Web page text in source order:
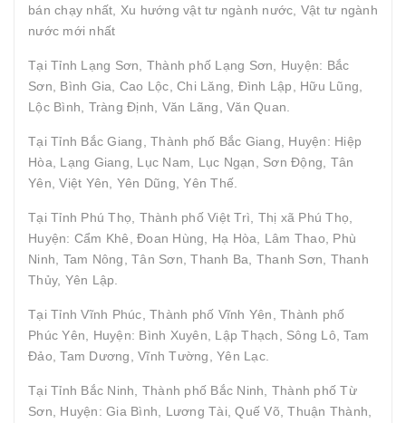
bán chạy nhất, Xu hướng vật tư ngành nước, Vật tư ngành
nước mới nhất
Tại Tỉnh Lạng Sơn, Thành phố Lạng Sơn, Huyện: Bắc
Sơn, Bình Gia, Cao Lộc, Chi Lăng, Đình Lập, Hữu Lũng,
Lộc Bình, Tràng Định, Văn Lãng, Văn Quan.
Tại Tỉnh Bắc Giang, Thành phố Bắc Giang, Huyện: Hiệp
Hòa, Lạng Giang, Lục Nam, Lục Ngạn, Sơn Động, Tân
Yên, Việt Yên, Yên Dũng, Yên Thế.
Tại Tỉnh Phú Thọ, Thành phố Việt Trì, Thị xã Phú Thọ,
Huyện: Cẩm Khê, Đoan Hùng, Hạ Hòa, Lâm Thao, Phù
Ninh, Tam Nông, Tân Sơn, Thanh Ba, Thanh Sơn, Thanh
Thủy, Yên Lập.
Tại Tỉnh Vĩnh Phúc, Thành phố Vĩnh Yên, Thành phố
Phúc Yên, Huyện: Bình Xuyên, Lập Thạch, Sông Lô, Tam
Đảo, Tam Dương, Vĩnh Tường, Yên Lạc.
Tại Tỉnh Bắc Ninh, Thành phố Bắc Ninh, Thành phố Từ
Sơn, Huyện: Gia Bình, Lương Tài, Quế Võ, Thuận Thành,